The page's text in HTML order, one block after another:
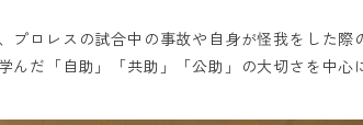
プロレスの試合中の事故や自身が怪我をした
だ「自助」「共助」「公助」の大切さを中心